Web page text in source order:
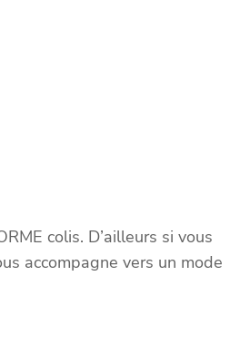
colis. D’ailleurs si vous
accompagne vers un mode